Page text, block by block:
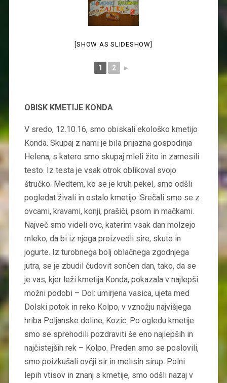
[SHOW AS SLIDESHOW]
1 2 ►
OBISK KMETIJE KONDA
V sredo, 12.10.16, smo obiskali ekološko kmetijo
Konda. Skupaj z nami je bila prijazna gospodinja
Helena, s katero smo skupaj mleli žito in zamesili
testo. Iz testa je vsak otrok oblikoval svojo
štručko. Medtem, ko se je kruh pekel, smo odšli
pogledat živali in ostalo kmetijo. Srečali smo se z
ovcami, kravami, konji, prašiči, psom in mačkami.
Največ smo videli ovc, katerim vsak dan molzejo
mleko, da bi iz njega proizvedli sire, skuto in
jogurte. Iz turobnega bolj oblačnega zgodnjega
jutra, se je zbudil čudovit sončen dan, tako, da se
je vas, kjer leži kmetija Konda, pokazala v najlepši
možni podobi – Dol: umirjena vasica, ujeta med
Dolski potok in reko Kolpo, v vznožju najvišjega
hriba Poljanske doline, Kozic. Po ogledu kmetije
smo se sprehodili pozdraviti še eno najlepših in
najčistejših rek – Kolpo. Preden smo se poslovili,
smo poizkušali ovčji sir in melisin sirup. Polni
lepih vtisov in znanj s kmetije, smo odšli nazaj v